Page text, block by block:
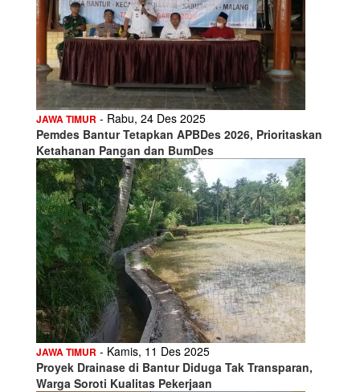
JAWA TIMUR - Rabu, 24 Des 2025
Pemdes Bantur Tetapkan APBDes 2026, Prioritaskan
Ketahanan Pangan dan BumDes
JAWA TIMUR - Kamis, 11 Des 2025
Proyek Drainase di Bantur Diduga Tak Transparan,
Warga Soroti Kualitas Pekerjaan